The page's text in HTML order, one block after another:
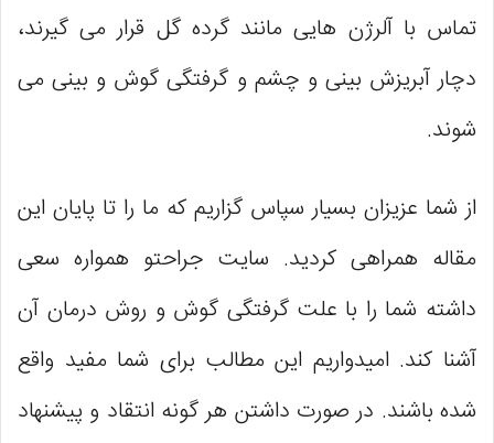
تماس با آلرژن ‌هایی مانند گرده‌ گل قرار می ‌گیرند،
دچار آبریزش بینی و چشم و گرفتگی گوش و بینی می‌
شوند.
از شما عزیزان بسیار سپاس گزاریم که ما را تا پایان این
مقاله همراهی کردید. سایت جراحتو همواره سعی
داشته شما را با علت گرفتگی گوش و روش درمان آن
آشنا کند. امیدواریم این مطالب برای شما مفید واقع
شده باشند. در صورت داشتن هر گونه انتقاد و پیشنهاد